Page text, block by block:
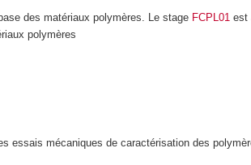
des matériaux polymères. Le stage FCPL01 est
polymères
essais mécaniques de caractérisation des